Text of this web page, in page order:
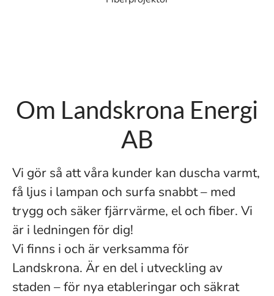
Om Landskrona Energi
AB
Vi gör så att våra kunder kan duscha varmt,
få ljus i lampan och surfa snabbt – med
trygg och säker fjärrvärme, el och fiber. Vi
är i ledningen för dig!
Vi finns i och är verksamma för
Landskrona. Är en del i utveckling av
staden – för nya etableringar och säkrat